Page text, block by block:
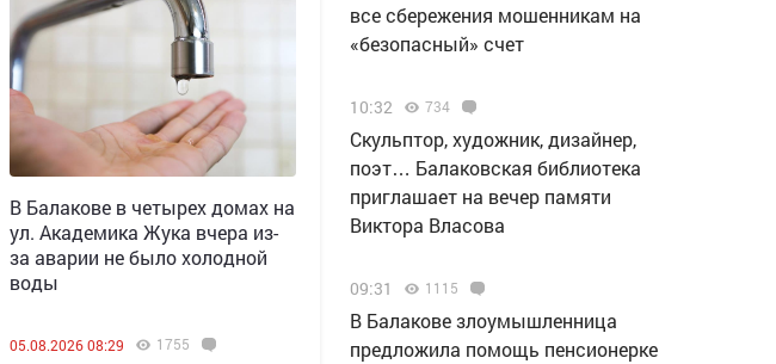
В Балакове в четырех домах на
ул. Академика Жука вчера из-
за аварии не было холодной
воды
05.08.2026 08:29 1755
все сбережения мошенникам на
«безопасный» счет
10:32 734
Скульптор, художник, дизайнер,
поэт… Балаковская библиотека
приглашает на вечер памяти
Виктора Власова
09:31 1115
В Балакове злоумышленница
предложила помощь пенсионерке